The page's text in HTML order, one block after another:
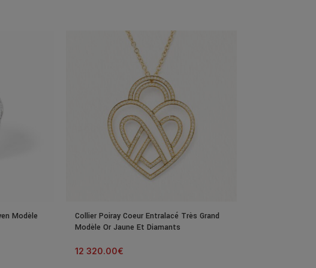
Modèle
Collier Poiray Coeur Entralacé Très Grand
Modèle Or Jaune Et Diamants
12 320.00€